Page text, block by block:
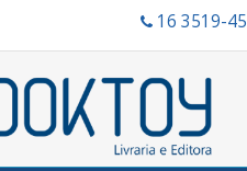
16 3519-